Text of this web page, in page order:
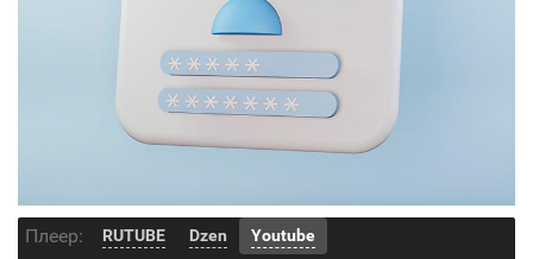
Плеер: RUTUBE Dzen Youtube